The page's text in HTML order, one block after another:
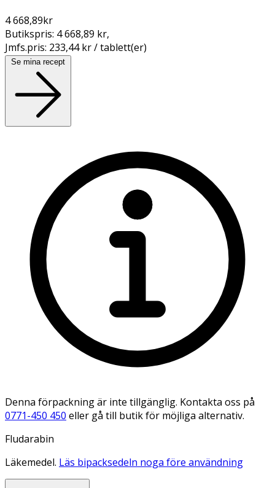
4 668,89kr
Butikspris: 4 668,89 kr,
Jmfs.pris: 233,44 kr / tablett(er)
Se mina recept
Denna förpackning är inte tillgänglig. Kontakta oss på
0771-450 450 eller gå till butik för möjliga alternativ.
Fludarabin
Läkemedel. Läs bipacksedeln noga före användning